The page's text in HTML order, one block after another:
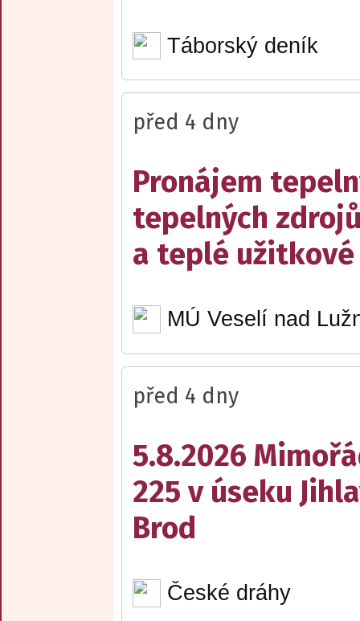
Táborský deník
před 4 dny
Pronájem
tepelných
a teplé užitkové
MÚ Veselí nad
před 4 dny
5.8.2026
225 v úseku
Brod
České dráhy